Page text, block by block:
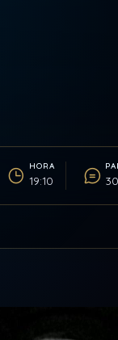
HORA
19:10